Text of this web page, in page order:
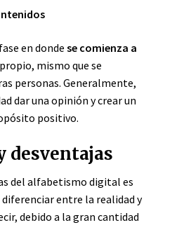
en donde se comienza a
propio, mismo que se
personas. Generalmente,
dar una opinión y crear un
positivo.
desventajas
del alfabetismo digital es
diferenciar entre la realidad y
debido a la gran cantidad